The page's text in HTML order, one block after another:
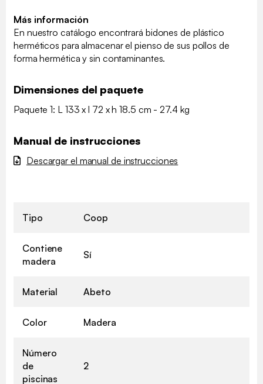
Más información
En nuestro catálogo encontrará bidones de plástico
herméticos para almacenar el pienso de sus pollos de
forma hermética y sin contaminantes.
Dimensiones del paquete
Paquete 1: L 133 x l 72 x h 18.5 cm - 27.4 kg
Manual de instrucciones
Descargar el manual de instrucciones
Tipo Coop
Contiene
madera
Sí
Material Abeto
Color Madera
Número
de
piscinas
2